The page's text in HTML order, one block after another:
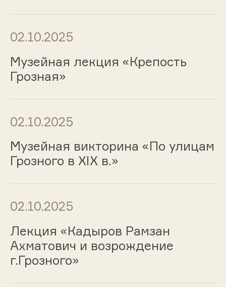
02.10.2025
Музейная лекция «Крепость
Грозная»
02.10.2025
Музейная викторина «По улицам
Грозного в XIX в.»
02.10.2025
Лекция «Кадыров Рамзан
Ахматович и возрождение
г.Грозного»